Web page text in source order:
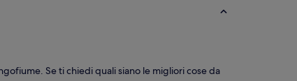
Se ti chiedi quali siano le migliori cose da